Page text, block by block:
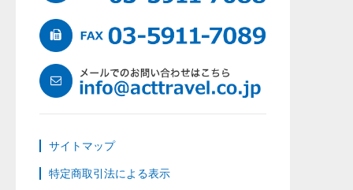
サイトマップ
特定商取引法による表示